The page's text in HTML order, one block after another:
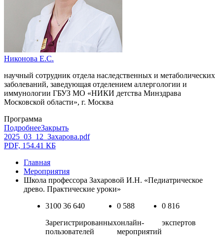
Никонова Е.С.
научный сотрудник отдела наследственных и метаболических
заболеваний, заведующая отделением аллергологии и
иммунологии ГБУЗ МО «НИКИ детства Минздрава
Московской области», г. Москва
Программа
ПодробнееЗакрыть
2025_03_12_Захарова.pdf
PDF, 154.41 КБ
Главная
Мероприятия
Школа профессора Захаровой И.Н. «Педиатрическое
древо. Практические уроки»
3100 36 640
Зарегистрированных
пользователей
0 588
онлайн-
мероприятий
0 816
экспертов